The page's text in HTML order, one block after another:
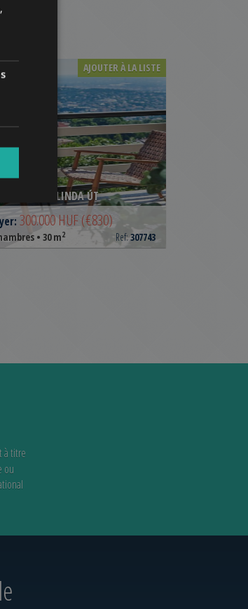
AJOUTER À LA LISTE
MELINDA ÚT
300.000 HUF(€830)
• 30 m2 Ref:307743
à titre
ou